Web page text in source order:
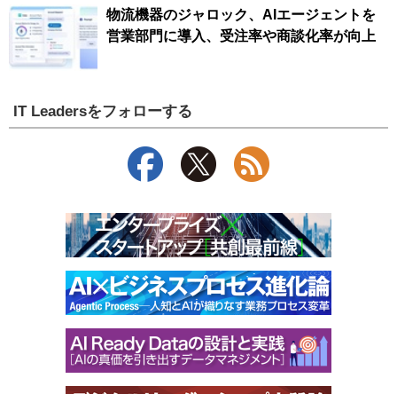
物流機器のジャロック、AIエージェントを
営業部門に導入、受注率や商談化率が向上
IT Leadersをフォローする